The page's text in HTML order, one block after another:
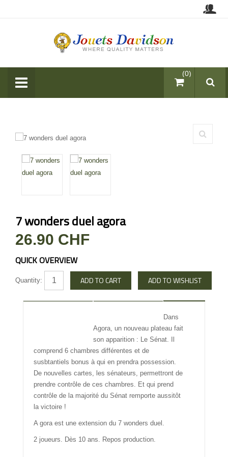
items (0)
7 wonders duel agora
26.90 CHF
QUICK OVERVIEW
Quantity:
Dans
Agora, un nouveau plateau fait
son apparition : Le Sénat. Il
comprend 6 chambres différentes et de
susbtantiels bonus à qui en prendra possession.
De nouvelles cartes, les sénateurs, permettront de
prendre contrôle de ces chambres. Et qui prend
contrôle de la majorité du Sénat remporte aussitôt
la victoire !
A gora est une extension du 7 wonders duel.
2 joueurs. Dès 10 ans. Repos production.